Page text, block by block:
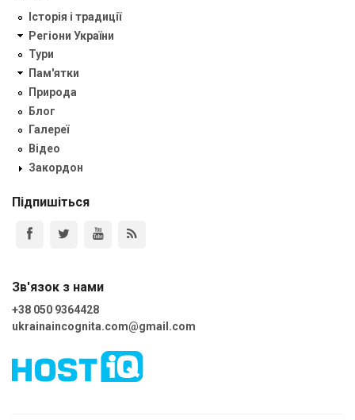
Історія і традиції
Регіони України
Тури
Пам'ятки
Природа
Блог
Галереї
Відео
Закордон
Підпишіться
Зв'язок з нами
+38 050 9364428
ukrainaincognita.com@gmail.com